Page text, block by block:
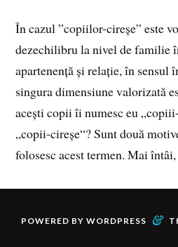
În cazul ”copiilor-cireșe” este
dezechilibru la nivel de familie
apartenență și relație, în sensul
singura dimensiune valorizată
acești copii îi numesc eu
„copii‑cireșe“? Sunt două
folosesc acest termen. Mai
POWERED BY WORDPRESS &